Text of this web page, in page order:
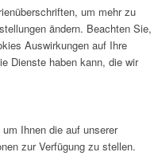
um mehr zu
ändern. Beachten Sie,
Auswirkungen auf Ihre
Dienste haben kann, die wir
Ihnen die auf unserer
zur Verfügung zu stellen.